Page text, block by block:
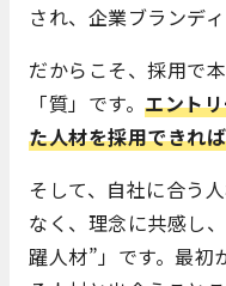
され、企業ブランデ
だからこそ、採用で
「質」です。 エント
た人材を採用できれ
そして、自社に合う
なく、理念に共感し
躍人材”」です。最初